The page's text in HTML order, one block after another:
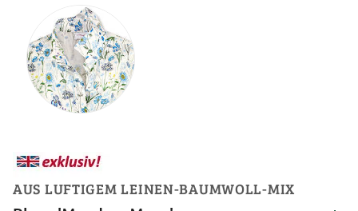
AUS LUFTIGEM LEINEN-BAUMWOLL-MIX